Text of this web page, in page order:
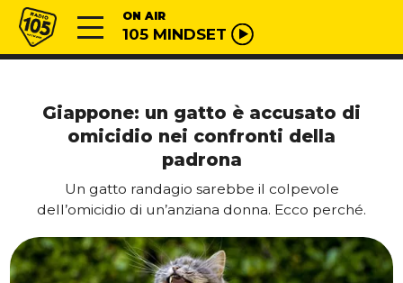
Vai al contenuto
Radio 105 ON AIR
105 MINDSET
Giappone: un gatto è accusato di
omicidio nei confronti della
padrona
Un gatto randagio sarebbe il colpevole
dell’omicidio di un’anziana donna. Ecco perché.